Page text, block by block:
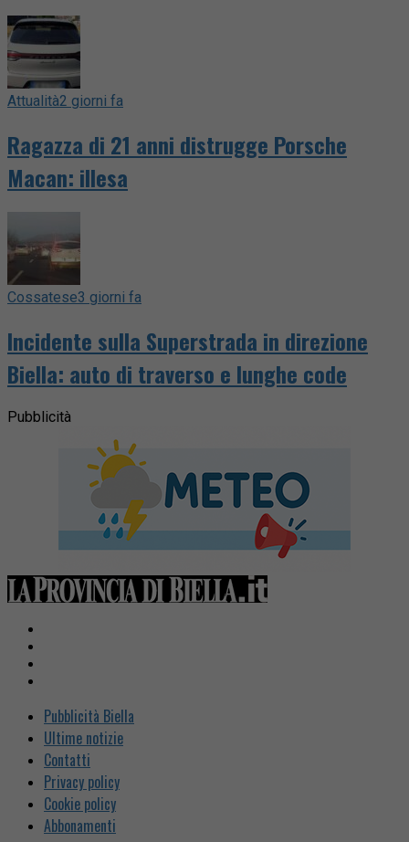
Attualità2 giorni fa
Ragazza di 21 anni distrugge Porsche
Macan: illesa
Cossatese3 giorni fa
Incidente sulla Superstrada in direzione
Biella: auto di traverso e lunghe code
Pubblicità
Pubblicità Biella
Ultime notizie
Contatti
Privacy policy
Cookie policy
Abbonamenti